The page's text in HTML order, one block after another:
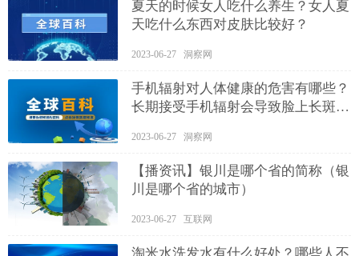
夏天的时候女人吃什么养生？女人夏
天吃什么东西对皮肤比较好？
2023-06-27 洞察网
手机辐射对人体健康的危害有哪些？
长期接受手机辐射会导致脸上长斑
2023-06-27 洞察网
【播资讯】银川是哪个省的简称（银
川是哪个省的城市）
2023-06-27 互联网